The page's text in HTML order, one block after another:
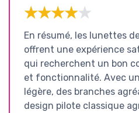
★★★★★
★★★★★
En résumé, les lunettes
offrent une expérience
qui recherchent un bon
et fonctionnalité. Avec
légère, des branches
design pilote classique